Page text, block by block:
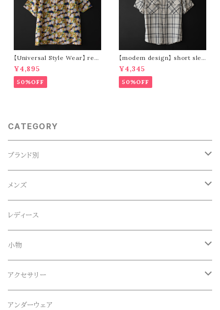
【Universal Style Wear】 res
ort shirt (yellow × blue)
¥4,895
50%OFF
【modem design】 short slee
ve check shirt
¥4,345
50%OFF
CATEGORY
ブランド別
ACE SNKR(エーススニーカー)
Anapau,Seaing,ANAPAU UG
Blundstone(ブランドストーン)
CameOne(ケイムワン)
CANDY DESIGN&WORKS(CDW)
メンズ
トップス
Tシャツ
ロンT
ボトムス
ロング
ショート
セットアップ
シューズ
レディース
小物
帽子、マフラー、手袋
メガネ、サングラス
アクセサリー
リング
アンダーウェア